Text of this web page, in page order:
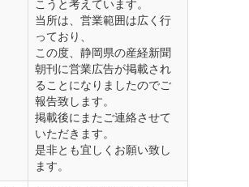
こうと考えています。
当所は、営業範囲は広く行
っており、
この度、静岡県の産経新聞
朝刊に営業広告が掲載され
ることになりましたのでご
報告致します。
掲載後にまたご連絡させて
いただきます。
是非とも宜しくお願い致し
ます。